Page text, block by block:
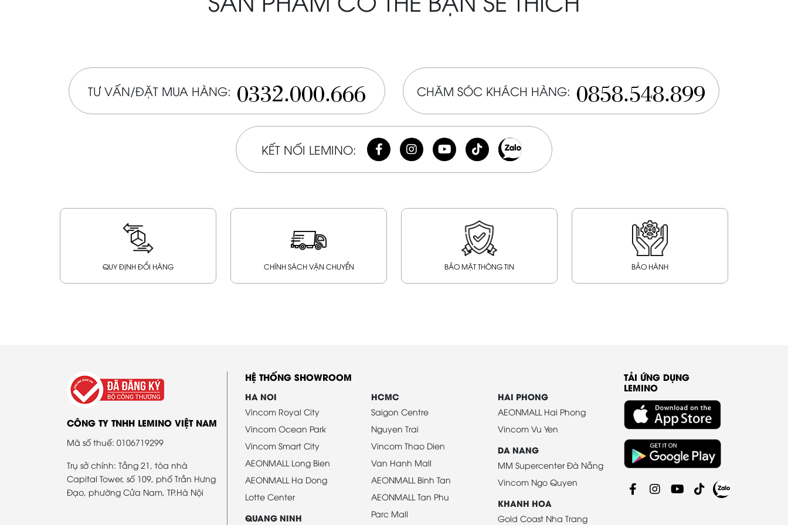
TƯ VẤN/ĐẶT MUA HÀNG: 0332.000.666 CHĂM SÓC KHÁCH HÀNG: 0858.548.899
KẾT NỐI LEMINO:
QUY ĐỊNH ĐỔI HÀNG CHÍNH SÁCH VẬN CHUYỂN BẢO MẬT THÔNG TIN BẢO HÀNH
CÔNG TY TNHH LEMINO VIỆT NAM
Mã số thuế: 0106719299
Trụ sở chính: Tầng 21, tòa nhà
Capital Tower, số 109, phố Trần Hưng
Đạo, phường Cửa Nam, TP.Hà Nội
HỆ THỐNG SHOWROOM
HA NOI
Vincom Royal City
Vincom Ocean Park
Vincom Smart City
AEONMALL Long Bien
AEONMALL Ha Dong
Lotte Center
QUANG NINH
HCMC
Saigon Centre
Nguyen Trai
Vincom Thao Dien
Van Hanh Mall
AEONMALL Binh Tan
AEONMALL Tan Phu
Parc Mall
HAI PHONG
AEONMALL Hai Phong
Vincom Vu Yen
DA NANG
MM Supercenter Đà Nẵng
Vincom Ngo Quyen
KHANH HOA
Gold Coast Nha Trang
TẢI ỨNG DỤNG
LEMINO